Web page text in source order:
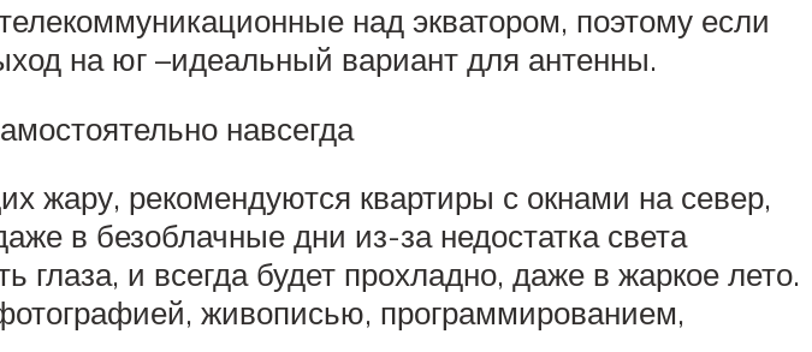
над экватором, поэтому если
на юг –идеальный вариант для антенны.
навсегда
жару, рекомендуются квартиры с окнами на север,
в безоблачные дни из-за недостатка света
глаза, и всегда будет прохладно, даже в жаркое лето.
живописью, программированием,